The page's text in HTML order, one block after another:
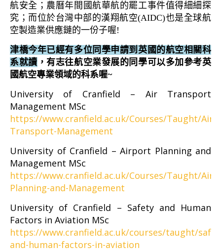
航安全；農曆年間國航華航的罷工事件值得細細探
究；而位於台灣中部的漢翔航空(AIDC)也是全球航
空製造業供應鏈的一份子喔!
津橋今年已經有多位同學申請到英國的航空相關科
系就讀 ，有志往航空業發展的同學可以多加參考英
國航空專業領域的科系喔~
University of Cranfield – Air Transport
Management MSc
https://www.cranfield.ac.uk/Courses/Taught/Air-
Transport-Management
University of Cranfield – Airport Planning and
Management MSc
https://www.cranfield.ac.uk/Courses/Taught/
Planning-and-Management
University of Cranfield – Safety and Human
Factors in Aviation MSc
https://www.cranfield.ac.uk/courses/taught/
and-human-factors-in-aviation